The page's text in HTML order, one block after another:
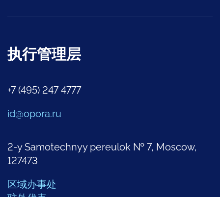
执行管理层
+7 (495) 247 4777
id@opora.ru
2-y Samotechnyy pereulok № 7, Moscow,
127473
区域办事处